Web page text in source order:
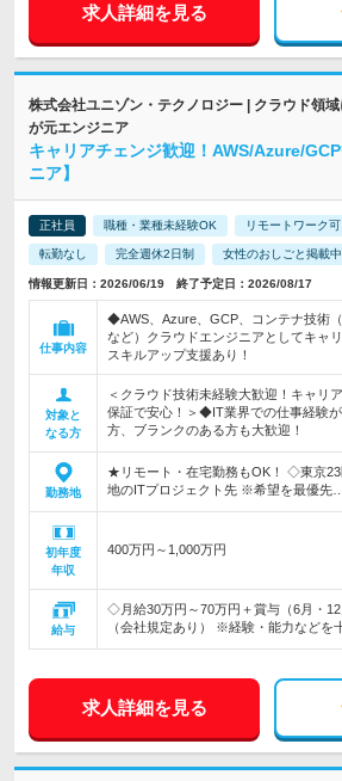
求人詳細を見る
株式会社ユニゾン・テクノロジー | クラウド領
が元エンジニア
キャリアチェンジ歓迎！AWS/Azure/
ニア】
正社員 職種・業種未経験OK リモートワーク可
転勤なし 完全週休2日制 女性のおしごと掲載中
情報更新日：2026/06/19 終了予定日：2026/08/17
仕事内容
◆AWS、Azure、GCP、コンテナ技術
など）クラウドエンジニアとしてキャ
スキルアップ支援あり！
対象と
なる方
＜クラウド技術未経験大歓迎！キャリ
保証で安心！＞◆IT業界での仕事経験
方、ブランクのある方も大歓迎！
勤務地
★リモート・在宅勤務もOK！ ◇東京
地のITプロジェクト先 ※希望を最優先…
初年度
年収
400万円～1,000万円
給与
◇月給30万円～70万円＋賞与（6月・
（会社規定あり） ※経験・能力などを
求人詳細を見る